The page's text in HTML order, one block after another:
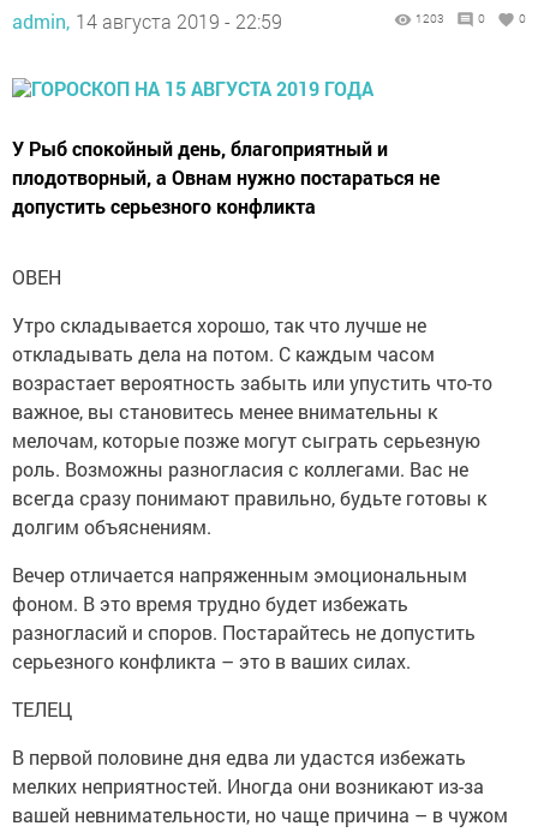
admin, 14 августа 2019 - 22:59 1203 0 0
У Рыб спокойный день, благоприятный и
плодотворный, а Овнам нужно постараться не
допустить серьезного конфликта
ОВЕН
Утро складывается хорошо, так что лучше не
откладывать дела на потом. С каждым часом
возрастает вероятность забыть или упустить что-то
важное, вы становитесь менее внимательны к
мелочам, которые позже могут сыграть серьезную
роль. Возможны разногласия с коллегами. Вас не
всегда сразу понимают правильно, будьте готовы к
долгим объяснениям.
Вечер отличается напряженным эмоциональным
фоном. В это время трудно будет избежать
разногласий и споров. Постарайтесь не допустить
серьезного конфликта – это в ваших силах.
ТЕЛЕЦ
В первой половине дня едва ли удастся избежать
мелких неприятностей. Иногда они возникают из-за
вашей невнимательности, но чаще причина – в чужом